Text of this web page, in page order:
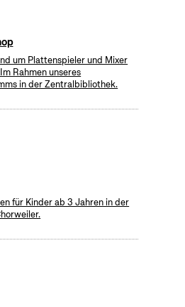
um Plattenspieler und Mixer
Rahmen unseres
in der Zentralbibliothek.
für Kinder ab 3 Jahren in der